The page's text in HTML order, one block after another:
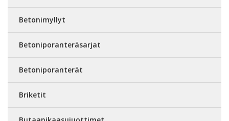
Betonimyllyt
Betoniporanteräsarjat
Betoniporanterät
Briketit